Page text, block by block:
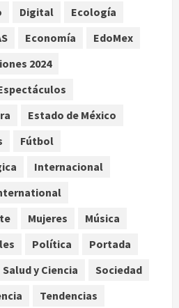
7, 2026
Landau desmiente
Islas Salomón
en Zapopan a ciudadano
buscado por
7, 2026
Portada
al exgobernador de
en el caso Ayotzinapa
Digital
Ecología
Economía
EdoMex
2024
Estado de México
Fútbol
Internacional
Mujeres
Música
Política
Portada
Salud y Ciencia
Sociedad
Tendencias